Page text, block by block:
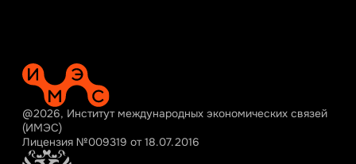
@2026, Институт международных экономических связей
(ИМЭС)
Лицензия №009319 от 18.07.2016